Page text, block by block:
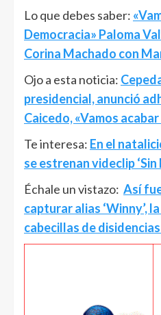
Lo que debes saber:
Democracia» Paloma
Corina Machado con
Ojo a esta noticia:
presidencial, anunció
Caicedo, «Vamos
Te interesa: En el
se estrenan videclip
Échale un vistazo: Así
capturar alias ‘Winny’, la
cabecillas de